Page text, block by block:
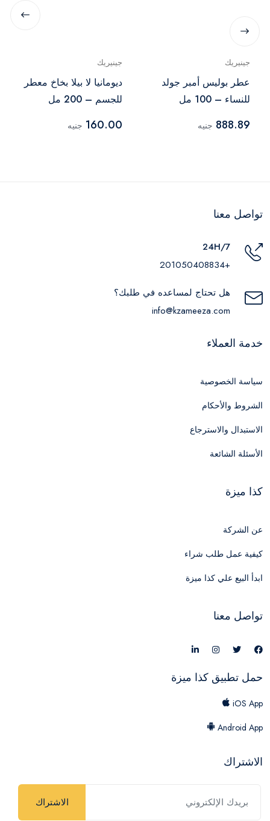
جينيريك
عطر بوليس أمبر جولد
للنساء – 100 مل
888.89 جنيه
جينيريك
ديومانيا لا بيلا بخاخ معطر
للجسم – 200 مل
160.00 جنيه
تواصل معنا
24H/7
+201050408834
هل تحتاج لمساعده في طلبك؟
info@kzameeza.com
خدمة العملاء
سياسة الخصوصية
الشروط والأحكام
الاستبدال والاسترجاع
الأسئلة الشائعة
كذا ميزة
عن الشركة
كيفية عمل طلب شراء
ابدأ البيع علي كذا ميزة
تواصل معنا
حمل تطبيق كذا ميزة
iOS App
Android App
الاشتراك
الاشتراك